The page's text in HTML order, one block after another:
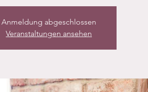
Anmeldung abgeschlossen
Veranstaltungen ansehen